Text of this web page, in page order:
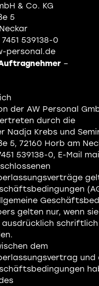
& Co. KG
5
539138-0
personal.de
–
der AW Personal
durch die
Nadja Krebs und
5, 72160 Horb am
539138-0, E-Mail
gelten nur, wenn
schriftlich
dem
und